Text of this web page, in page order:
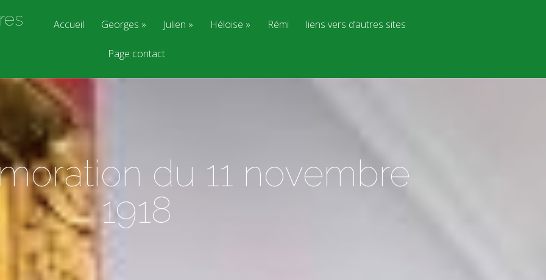
Accueil Georges Julien Héloïse Rémi liens vers d’autres sites
Page contact
du 11 novembre
1918